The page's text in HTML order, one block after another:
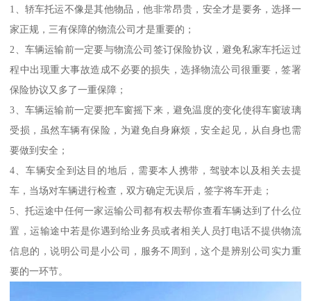
1、轿车托运不像是其他物品，他非常昂贵，安全才是要务，选择一
家正规，三有保障的物流公司才是重要的；
2、车辆运输前一定要与物流公司签订保险协议，避免私家车托运过
程中出现重大事故造成不必要的损失，选择物流公司很重要，签署
保险协议又多了一重保障；
3、车辆运输前一定要把车窗摇下来，避免温度的变化使得车窗玻璃
受损，虽然车辆有保险，为避免自身麻烦，安全起见，从自身也需
要做到安全；
4、车辆安全到达目的地后，需要本人携带，驾驶本以及相关去提
车，当场对车辆进行检查，双方确定无误后，签字将车开走；
5、托运途中任何一家运输公司都有权去帮你查看车辆达到了什么位
置，运输途中若是你遇到给业务员或者相关人员打电话不提供物流
信息的，说明公司是小公司，服务不周到，这个是辨别公司实力重
要的一环节。